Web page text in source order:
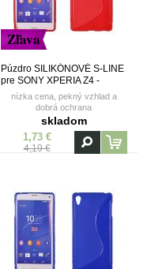
Zľava
Púzdro SILIKÓNOVÉ S-LINE
pre SONY XPERIA Z4 -
červené
nízka cena, pekný vzhlad a
dobrá ochrana
skladom
1,73 €
4,19 €